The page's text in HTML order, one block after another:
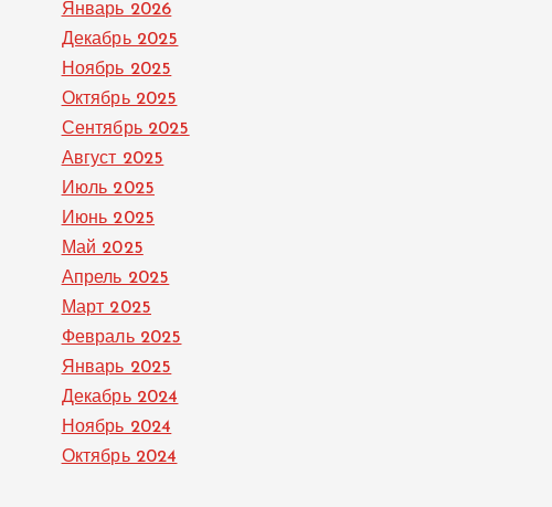
Январь 2026
Декабрь 2025
Ноябрь 2025
Октябрь 2025
Сентябрь 2025
Август 2025
Июль 2025
Июнь 2025
Май 2025
Апрель 2025
Март 2025
Февраль 2025
Январь 2025
Декабрь 2024
Ноябрь 2024
Октябрь 2024